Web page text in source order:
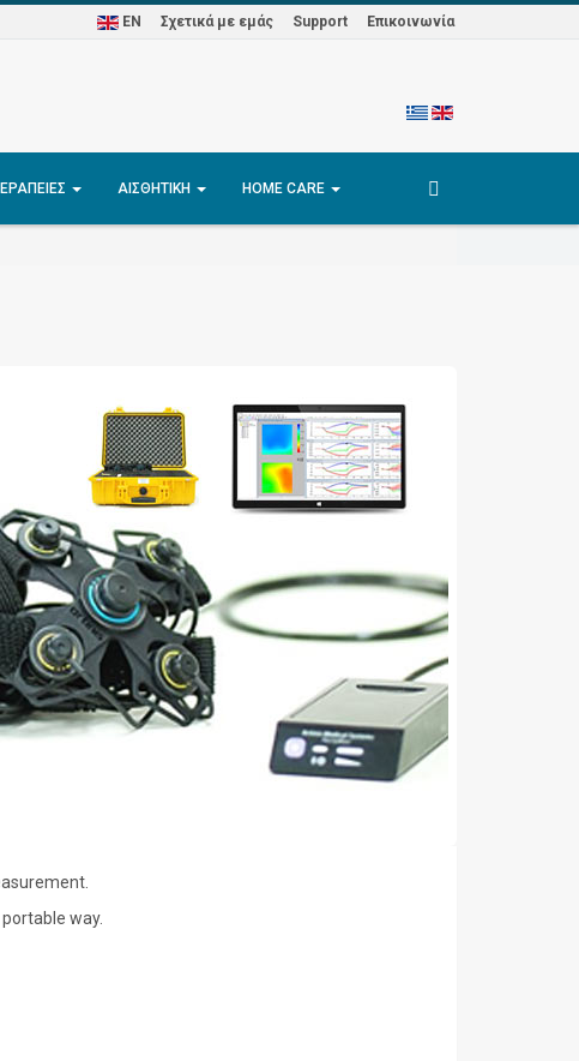
EN Σχετικά με εμάς Support Επικοινωνία
ΑΙΣΘΗΤΙΚΉ HOME CARE
way.